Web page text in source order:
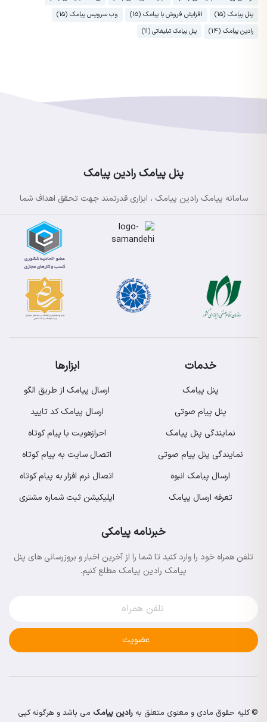
پنل پیامک (15)
افزایش فروش با پیامک (15)
وب سرویس پیامک (15)
رادین پیامک (14)
پنل پیامک تبلیغاتی (11)
پنل پیامک رادین پیامک
سامانه پیامک رادین پیامک ، ابزاری قدرتمند جهت تحقق اهداف شما
خدمات
پنل پیامک
پنل پیام صوتی
نمایندگی پنل پیامک
نمایندگی پنل پیام صوتی
ارسال پیامک انبوه
تعرفه ارسال پیامک
ابزارها
ارسال پیامک از طریق الگو
ارسال پیامک کد تایید
احرازهویت با پیام کوتاه
اتصال سایت به پیام کوتاه
اتصال نرم افزار به پیام کوتاه
اپلیکیشن ثبت شماره مشتری
خبرنامه پیامکی
تلفن همراه خود را وارد کنید تا شما را از آخرین اخبار و بروزرسانی های پنل
پیامک رادین پیامک مطلع کنیم.
عضویت
© کلیه حقوق مادی و معنوی متعلق به رادین پیامک می باشد و هرگونه کپی